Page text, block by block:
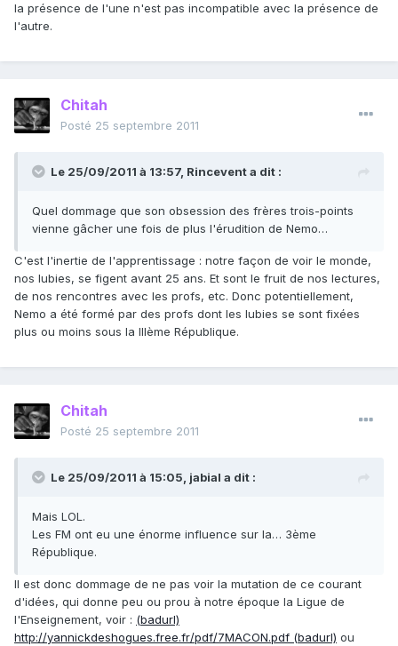
la présence de l'une n'est pas incompatible avec la présence de
l'autre.
Chitah
Posté 25 septembre 2011
Le 25/09/2011 à 13:57, Rincevent a dit :
Quel dommage que son obsession des frères trois-points
vienne gâcher une fois de plus l'érudition de Nemo…
C'est l'inertie de l'apprentissage : notre façon de voir le monde,
nos lubies, se figent avant 25 ans. Et sont le fruit de nos lectures,
de nos rencontres avec les profs, etc. Donc potentiellement,
Nemo a été formé par des profs dont les lubies se sont fixées
plus ou moins sous la IIIème République.
Chitah
Posté 25 septembre 2011
Le 25/09/2011 à 15:05, jabial a dit :
Mais LOL.
Les FM ont eu une énorme influence sur la… 3ème
République.
Il est donc dommage de ne pas voir la mutation de ce courant
d'idées, qui donne peu ou prou à notre époque la Ligue de
l'Enseignement, voir : (badurl)
http://yannickdeshogues.free.fr/pdf/7MACON.pdf (badurl) ou